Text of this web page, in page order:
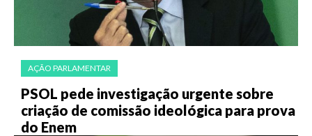
AÇÃO PARLAMENTAR
PSOL pede investigação urgente sobre
criação de comissão ideológica para prova
do Enem